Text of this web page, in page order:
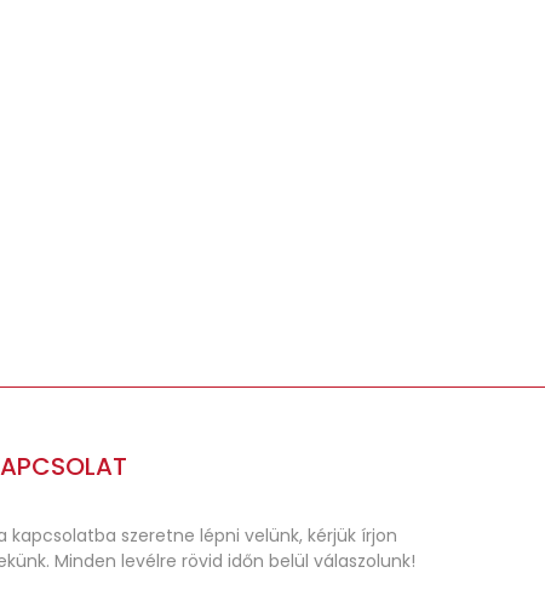
kapcsolatba szeretne lépni velünk, kérjük írjon
Minden levélre rövid időn belül válaszolunk!